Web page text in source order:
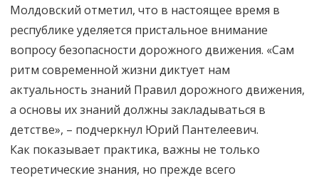
Молдовский отметил, что в настоящее время в
республике уделяется пристальное внимание
вопросу безопасности дорожного движения. «Сам
ритм современной жизни диктует нам
актуальность знаний Правил дорожного движения,
а основы их знаний должны закладываться в
детстве», – подчеркнул Юрий Пантелеевич.
Как показывает практика, важны не только
теоретические знания, но прежде всего